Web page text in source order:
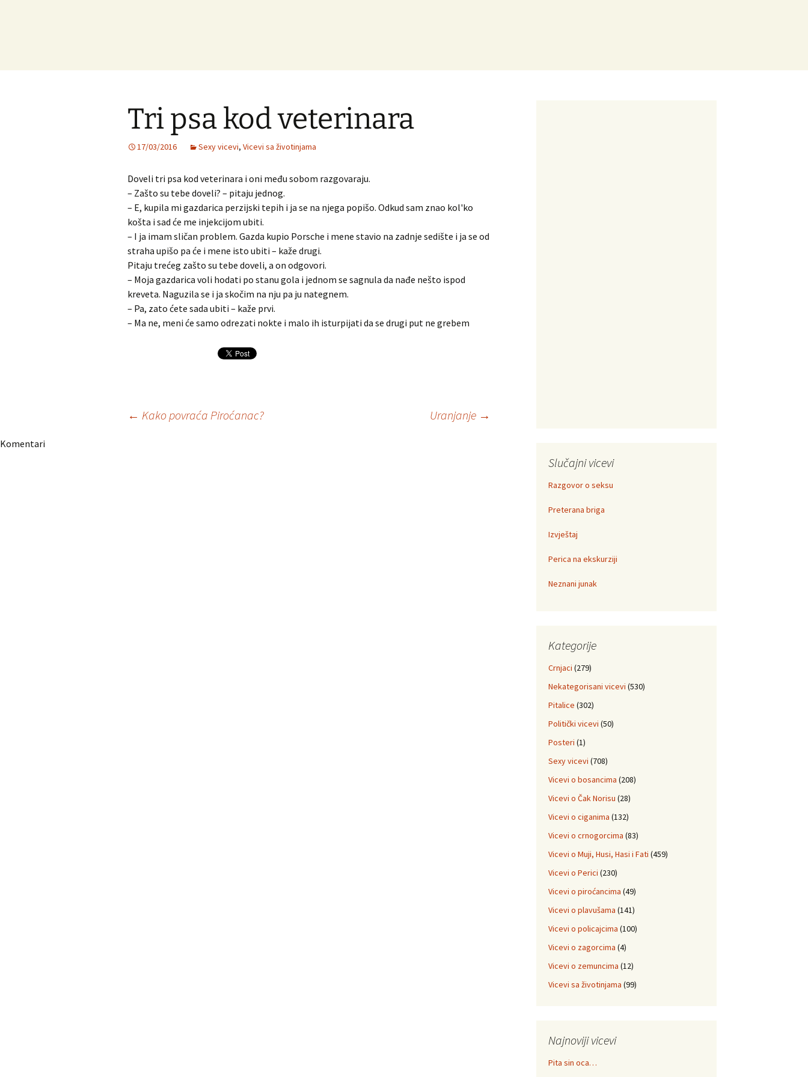
Tri psa kod veterinara
17/03/2016 Sexy vicevi, Vicevi sa životinjama
Doveli tri psa kod veterinara i oni među sobom razgovaraju.
– Zašto su tebe doveli? – pitaju jednog.
– E, kupila mi gazdarica perzijski tepih i ja se na njega popišo. Odkud sam znao kol'ko
košta i sad će me injekcijom ubiti.
– I ja imam sličan problem. Gazda kupio Porsche i mene stavio na zadnje sedište i ja se od
straha upišo pa će i mene isto ubiti – kaže drugi.
Pitaju trećeg zašto su tebe doveli, a on odgovori.
– Moja gazdarica voli hodati po stanu gola i jednom se sagnula da nađe nešto ispod
kreveta. Naguzila se i ja skočim na nju pa ju nategnem.
– Pa, zato ćete sada ubiti – kaže prvi.
– Ma ne, meni će samo odrezati nokte i malo ih isturpijati da se drugi put ne grebem
Navigacija
← Kako povraća Piroćanac? Uranjanje →
Komentari
Slučajni vicevi
Razgovor o seksu
Preterana briga
Izvještaj
Perica na ekskurziji
Neznani junak
Kategorije
Crnjaci (279)
Nekategorisani vicevi (530)
Pitalice (302)
Politički vicevi (50)
Posteri (1)
Sexy vicevi (708)
Vicevi o bosancima (208)
Vicevi o Čak Norisu (28)
Vicevi o ciganima (132)
Vicevi o crnogorcima (83)
Vicevi o Muji, Husi, Hasi i Fati (459)
Vicevi o Perici (230)
Vicevi o piroćancima (49)
Vicevi o plavušama (141)
Vicevi o policajcima (100)
Vicevi o zagorcima (4)
Vicevi o zemuncima (12)
Vicevi sa životinjama (99)
Najnoviji vicevi
Pita sin oca…